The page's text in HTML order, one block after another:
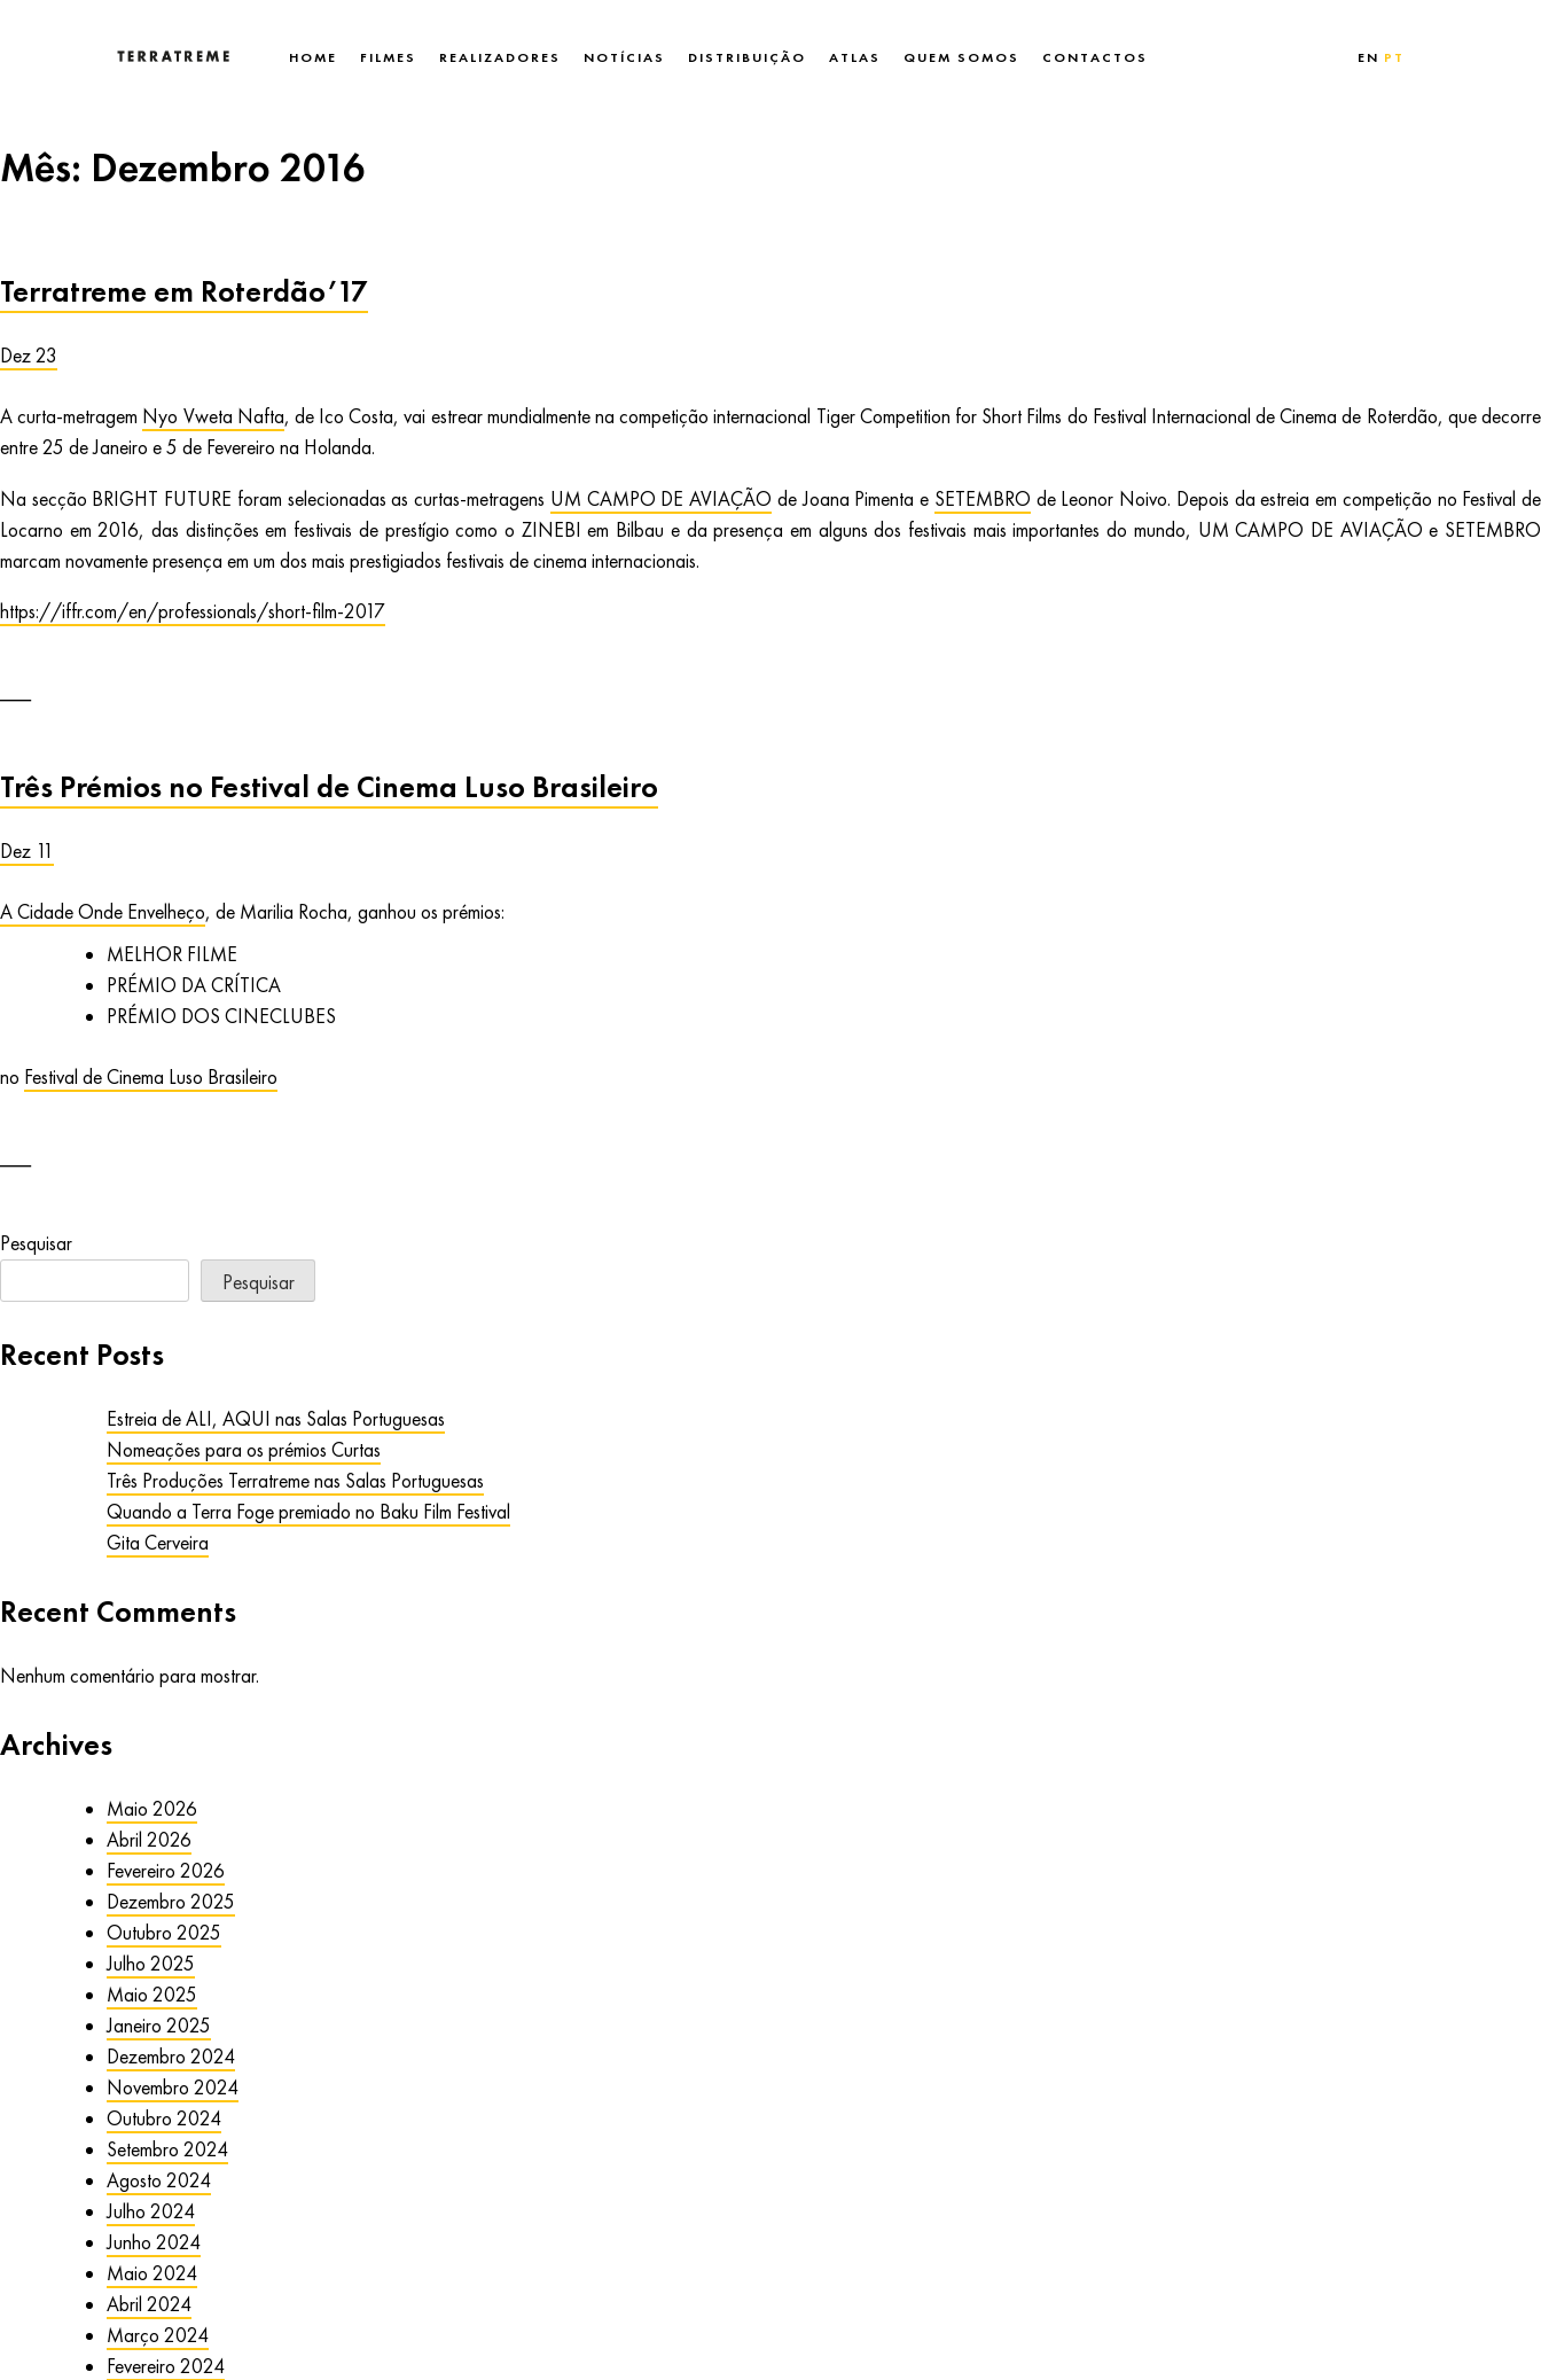
HOME FILMES REALIZADORES NOTÍCIAS DISTRIBUIÇÃO ATLAS QUEM SOMOS CONTACTOS EN PT
Mês: Dezembro 2016
Terratreme em Roterdão’17
Dez 23
A curta-metragem Nyo Vweta Nafta, de Ico Costa, vai estrear mundialmente na competição internacional Tiger Competition for Short Films do Festival Internacional de Cinema de Roterdão, que decorre
entre 25 de Janeiro e 5 de Fevereiro na Holanda.
Na secção BRIGHT FUTURE foram selecionadas as curtas-metragens UM CAMPO DE AVIAÇÃO de Joana Pimenta e SETEMBRO de Leonor Noivo. Depois da estreia em competição no Festival de
Locarno em 2016, das distinções em festivais de prestígio como o ZINEBI em Bilbau e da presença em alguns dos festivais mais importantes do mundo, UM CAMPO DE AVIAÇÃO e SETEMBRO
marcam novamente presença em um dos mais prestigiados festivais de cinema internacionais.
https://iffr.com/en/professionals/short-film-2017
Três Prémios no Festival de Cinema Luso Brasileiro
Dez 11
A Cidade Onde Envelheço, de Marilia Rocha, ganhou os prémios:
MELHOR FILME
PRÉMIO DA CRÍTICA
PRÉMIO DOS CINECLUBES
no Festival de Cinema Luso Brasileiro
Pesquisar
Pesquisar
Recent Posts
Estreia de ALI, AQUI nas Salas Portuguesas
Nomeações para os prémios Curtas
Três Produções Terratreme nas Salas Portuguesas
Quando a Terra Foge premiado no Baku Film Festival
Gita Cerveira
Recent Comments
Nenhum comentário para mostrar.
Archives
Maio 2026
Abril 2026
Fevereiro 2026
Dezembro 2025
Outubro 2025
Julho 2025
Maio 2025
Janeiro 2025
Dezembro 2024
Novembro 2024
Outubro 2024
Setembro 2024
Agosto 2024
Julho 2024
Junho 2024
Maio 2024
Abril 2024
Março 2024
Fevereiro 2024